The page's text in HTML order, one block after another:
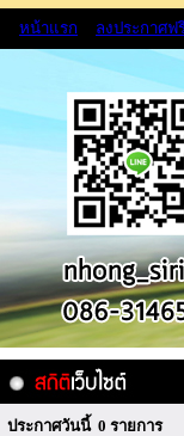
หน้าแรก ลงประกาศฟ
ประกาศวันนี้ 0 รายการ